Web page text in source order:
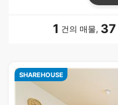
1 건의 매물, 37
SHAREHOUSE